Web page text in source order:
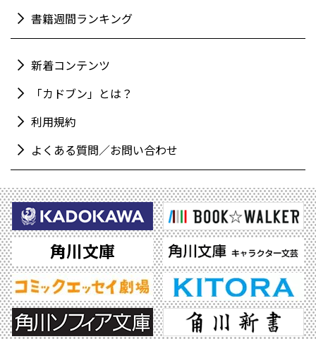
書籍週間ランキング
新着コンテンツ
「カドブン」とは？
利用規約
よくある質問／お問い合わせ